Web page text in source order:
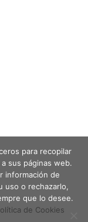
para recopilar
sus páginas web.
información de
uso o rechazarlo,
que lo desee.
de Cookies